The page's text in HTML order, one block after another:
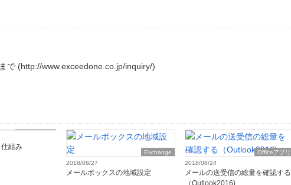
で (http://www.exceedone.co.jp/inquiry/)
組み
Exchange
2018/08/27
メールボックスの地域設定
Officeアプリ
2018/08/24
メールの送受信の総量を確認する
（Outlook2016)